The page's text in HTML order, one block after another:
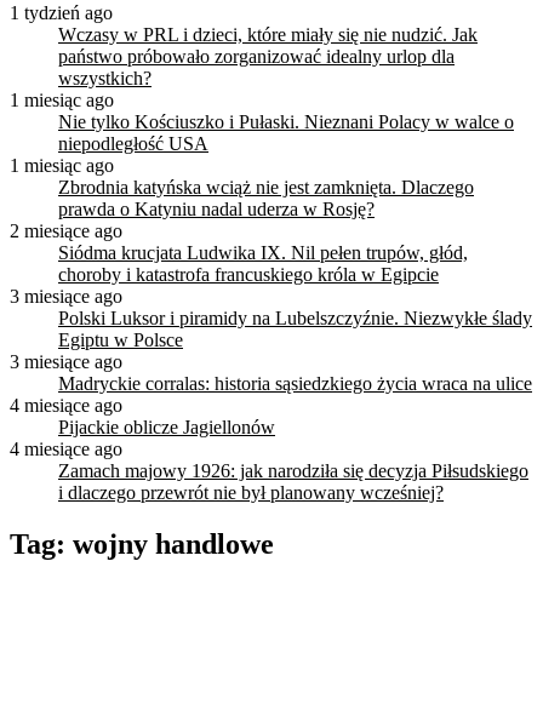
1 tydzień ago
Wczasy w PRL i dzieci, które miały się nie nudzić. Jak
państwo próbowało zorganizować idealny urlop dla
wszystkich?
1 miesiąc ago
Nie tylko Kościuszko i Pułaski. Nieznani Polacy w walce o
niepodległość USA
1 miesiąc ago
Zbrodnia katyńska wciąż nie jest zamknięta. Dlaczego
prawda o Katyniu nadal uderza w Rosję?
2 miesiące ago
Siódma krucjata Ludwika IX. Nil pełen trupów, głód,
choroby i katastrofa francuskiego króla w Egipcie
3 miesiące ago
Polski Luksor i piramidy na Lubelszczyźnie. Niezwykłe ślady
Egiptu w Polsce
3 miesiące ago
Madryckie corralas: historia sąsiedzkiego życia wraca na ulice
4 miesiące ago
Pijackie oblicze Jagiellonów
4 miesiące ago
Zamach majowy 1926: jak narodziła się decyzja Piłsudskiego
i dlaczego przewrót nie był planowany wcześniej?
Tag: wojny handlowe